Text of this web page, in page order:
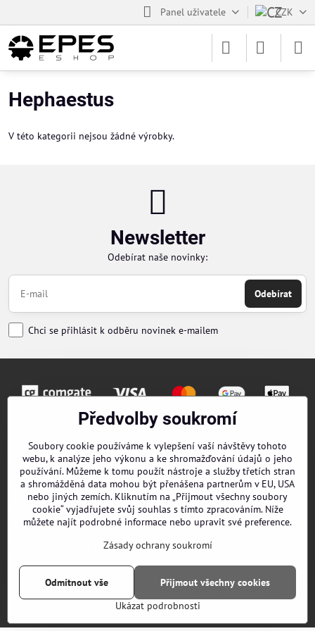
Panel uživatele CZK
Hephaestus
V této kategorii nejsou žádné výrobky.
Newsletter
Odebírat naše novinky:
Odebírat
Chci se přihlásit k odběru novinek e-mailem
Kontakty
Obchodní podmínky
O nás
EPES Catalog B2B
© Předvolby soukromí
Vytvořeno systémem:ByznysWeb.cz
Předvolby soukromí
Soubory cookie používáme k vylepšení vaší návštěvy tohoto
webu, k analýze jeho výkonu a ke shromažďování údajů o jeho
používání. Můžeme k tomu použít nástroje a služby třetích stran
a shromážděná data mohou být přenášena partnerům v EU, USA
nebo jiných zemích. Kliknutím na „Přijmout všechny soubory
cookie“ vyjadřujete svůj souhlas s tímto zpracováním. Níže
můžete najít podrobné informace nebo upravit své preference.
Zásady ochrany soukromí
Ukázat podrobnosti
Přijmout všechny cookies
Odmítnout vše